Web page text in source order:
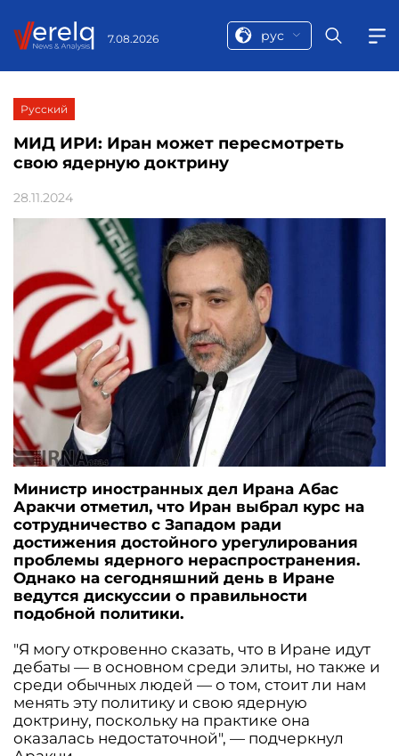
7.08.2026 рус
Русский
МИД ИРИ: Иран может пересмотреть
свою ядерную доктрину
28.11.2024
Министр иностранных дел Ирана Абас
Аракчи отметил, что Иран выбрал курс на
сотрудничество с Западом ради
достижения достойного урегулирования
проблемы ядерного нераспространения.
Однако на сегодняшний день в Иране
ведутся дискуссии о правильности
подобной политики.
"Я могу откровенно сказать, что в Иране идут
дебаты — в основном среди элиты, но также и
среди обычных людей — о том, стоит ли нам
менять эту политику и свою ядерную
доктрину, поскольку на практике она
оказалась недостаточной", — подчеркнул